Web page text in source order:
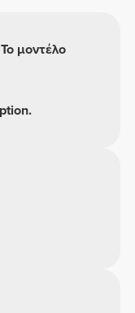
μοντέλο